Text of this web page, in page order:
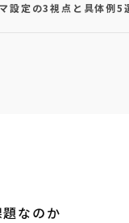
設定の3視点と具体
なのか